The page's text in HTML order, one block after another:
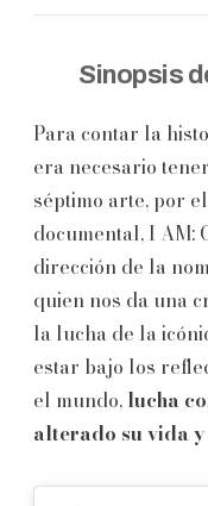
Sinopsis
Para contar la
era necesario
séptimo arte, por
documental, I AM:
dirección de la
quien nos da una
la lucha de la
estar bajo los
el mundo, lucha
alterado su vida